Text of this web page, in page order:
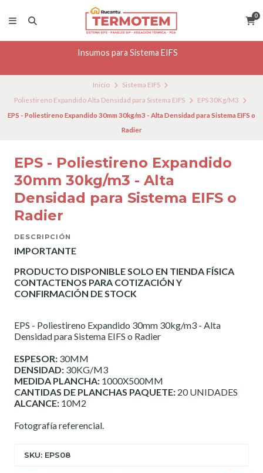
0
Insumos para Sistema EIFS
Inicio
Sistema EIFS
Poliestireno Expandido Alta Densidad para Sistema EIFS
EPS 30Kg/M3
EPS - Poliestireno Expandido 30mm 30kg/m3 - Alta Densidad para Sistema EIFS o
Radier
EPS - Poliestireno Expandido
30mm 30kg/m3 - Alta
Densidad para Sistema EIFS o
Radier
DESCRIPCIÓN
IMPORTANTE
PRODUCTO DISPONIBLE SOLO EN TIENDA FÍSICA
CONTACTENOS PARA COTIZACIÓN Y
CONFIRMACIÓN DE STOCK
EPS - Poliestireno Expandido 30mm 30kg/m3 - Alta
Densidad para Sistema EIFS o Radier
ESPESOR: 30MM
DENSIDAD: 30KG/M3
MEDIDA PLANCHA: 1000X500MM
CANTIDAS DE PLANCHAS PAQUETE: 20 UNIDADES
ALCANCE: 10M2
Fotografía referencial.
SKU: EPS08